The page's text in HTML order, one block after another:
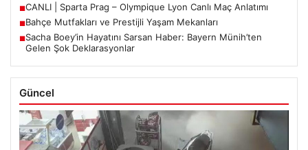
■CANLI | Sparta Prag – Olympique Lyon Canlı Maç Anlatımı
■Bahçe Mutfakları ve Prestijli Yaşam Mekanları
■Sacha Boey’in Hayatını Sarsan Haber: Bayern Münih’ten
Gelen Şok Deklarasyonlar
Güncel